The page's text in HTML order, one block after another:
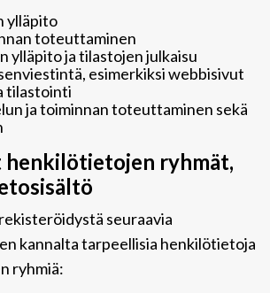
ylläpito
toteuttaminen
ylläpito ja tilastojen julkaisu
esimerkiksi webbisivut
tilastointi
ja toiminnan toteuttaminen sekä
henkilötietojen ryhmät,
seuraavia
kannalta tarpeellisia henkilötietoja
ryhmiä: